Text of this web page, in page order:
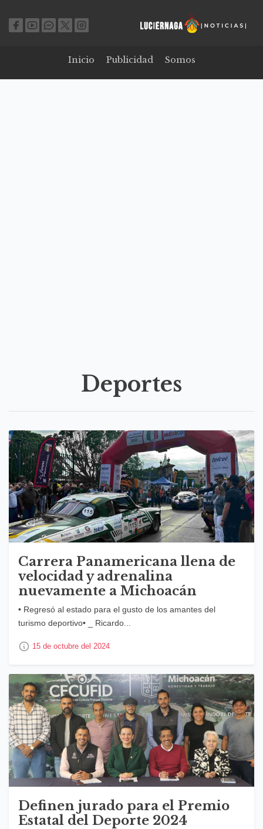
Inicio Publicidad Somos
Deportes
Carrera Panamericana llena de
velocidad y adrenalina
nuevamente a Michoacán
• Regresó al estado para el gusto de los amantes del
turismo deportivo• _ Ricardo...
15 de octubre del 2024
Definen jurado para el Premio
Estatal del Deporte 2024